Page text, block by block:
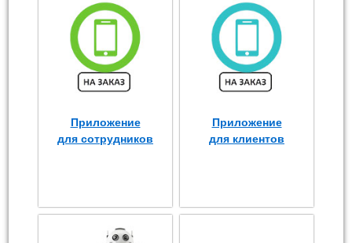
Приложение
для сотрудников
Приложение
для клиентов